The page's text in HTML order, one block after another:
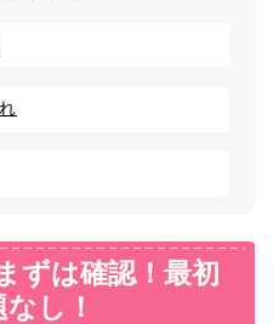
ずは確認！最初
し！